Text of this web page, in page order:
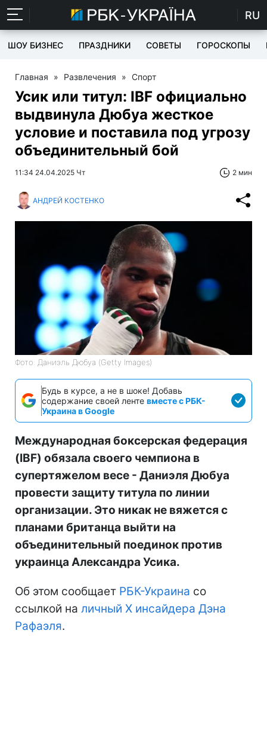
RU
ШОУ БИЗНЕС ПРАЗДНИКИ СОВЕТЫ ГОРОСКОПЫ
Главная » Развлечения » Спорт
Усик или титул: IBF официально
выдвинула Дюбуа жесткое
условие и поставила под угрозу
объединительный бой
11:34 24.04.2025 Чт 2 мин
АНДРЕЙ КОСТЕНКО
Фото: Даниэль Дюбуа (Getty Images)
Будь в курсе, а не в шоке! Добавь
содержание своей ленте вместе с РБК-
Украина в Google
Международная боксерская федерация
(IBF) обязала своего чемпиона в
супертяжелом весе - Даниэля Дюбуа
провести защиту титула по линии
организации. Это никак не вяжется с
планами британца выйти на
объединительный поединок против
украинца Александра Усика.
Об этом сообщает РБК-Украина со
ссылкой на личный Х инсайдера Дэна
Рафаэля.